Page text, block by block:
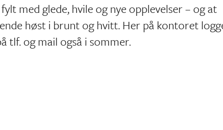
med glede, hvile og nye opplevelser – og at
høst i brunt og hvitt. Her på kontoret
tlf. og mail også i sommer.